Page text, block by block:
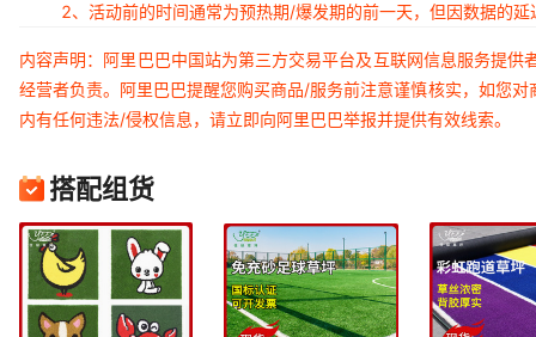
2、活动前的时间通常为预热期/爆发期的前一天，但因数据的
内容声明：阿里巴巴中国站为第三方交易平台及互联网信息服务提
经营者负责。阿里巴巴提醒您购买商品/服务前注意谨慎核实，如您
内有任何违法/侵权信息，请立即向阿里巴巴举报并提供有效线索。
搭配组货